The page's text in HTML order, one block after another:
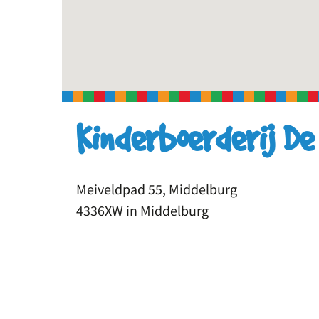
Kinderboerderij
Meiveldpad 55, Middelburg
4336XW in Middelburg